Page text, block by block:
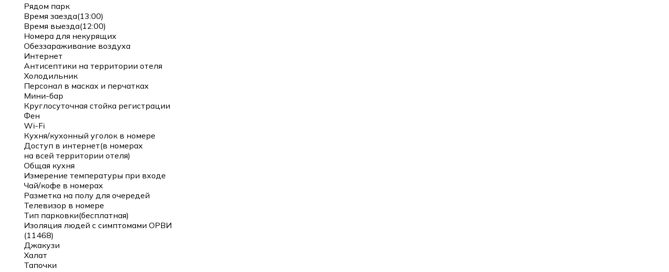
Рядом парк
Время заезда(13:00)
Время выезда(12:00)
Номера для некурящих
Обеззараживание воздуха
Интернет
Антисептики на территории отеля
Холодильник
Персонал в масках и перчатках
Мини-бар
Круглосуточная стойка регистрации
Фен
Wi-Fi
Кухня/кухонный уголок в номере
Доступ в интернет(в номерах
на всей территории отеля)
Общая кухня
Измерение температуры при входе
Чай/кофе в номерах
Разметка на полу для очередей
Телевизор в номере
Тип парковки(бесплатная)
Изоляция людей с симптомами ОРВИ
(11468)
Джакузи
Халат
Тапочки